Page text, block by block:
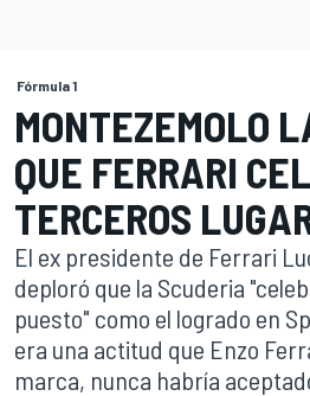
Fórmula 1
MONTEZEMOLO
QUE FERRARI
TERCEROS
El ex presidente de Ferrari
deploró que la Scuderia
puesto" como el logrado en
era una actitud que Enzo
marca, nunca habría